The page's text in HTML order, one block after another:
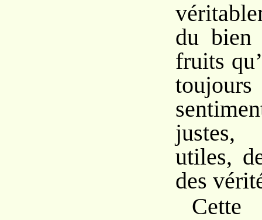
du bien
fruits
justes,
utiles,
des
Cette